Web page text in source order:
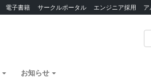
電子書籍 サークルポータル エンジニア採用
お知らせ